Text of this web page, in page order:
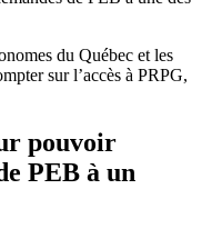
du Québec et les
sur l’accès à PRPG,
pouvoir
PEB à un